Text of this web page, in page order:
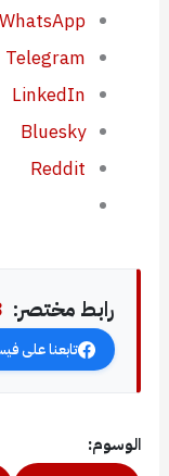
WhatsApp
Telegram
LinkedIn
Bluesky
Reddit
رابط مختصر:
تابعنا على
الوسوم: